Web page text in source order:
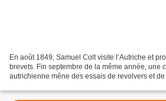
En août 1849, Samuel Colt visite l’Autriche et
brevets. Fin septembre de la même année, une
autrichienne mêne des essais de revolvers et